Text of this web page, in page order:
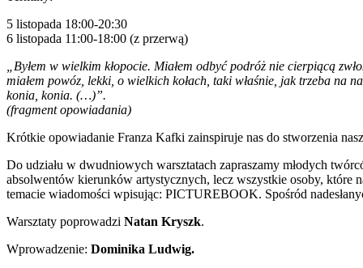
5 listopada 18:00-20:30
6 listopada 11:00-18:00 (z przerwą)
„Byłem w wielkim kłopocie. Miałem odbyć podróż nie cierpiącą
miałem powóz, lekki, o wielkich kołach, taki właśnie, jak trzeba na
konia, konia. (…)”.
(fragment opowiadania)
Krótkie opowiadanie Franza Kafki zainspiruje nas do stworzenia
Do udziału w dwudniowych warsztatach zapraszamy młodych
absolwentów kierunków artystycznych, lecz wszystkie osoby, które
temacie wiadomości wpisując: PICTUREBOOK. Spośród
Warsztaty poprowadzi Natan Kryszk.
Wprowadzenie: Dominika Ludwig.